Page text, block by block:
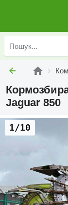
Jaguar 850
1/10